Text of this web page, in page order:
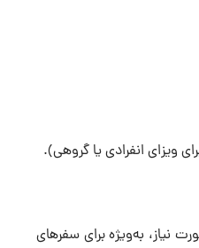
ویزای انفرادی یا گروهی).
نیاز، به‌ویژه برای سفرهای